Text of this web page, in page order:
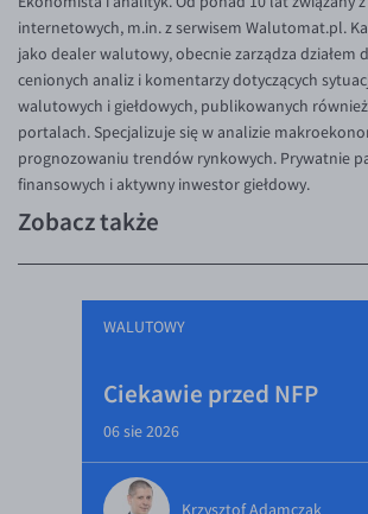
internetowych, m.in. z serwisem Walutomat.pl.
jako dealer walutowy, obecnie zarządza działem
cenionych analiz i komentarzy dotyczących
walutowych i giełdowych, publikowanych
portalach. Specjalizuje się w analizie
prognozowaniu trendów rynkowych. Prywatnie
finansowych i aktywny inwestor giełdowy.
Zobacz także
WALUTOWY
Ciekawie przed NFP
06 sie 2026
Krzysztof Adamczak